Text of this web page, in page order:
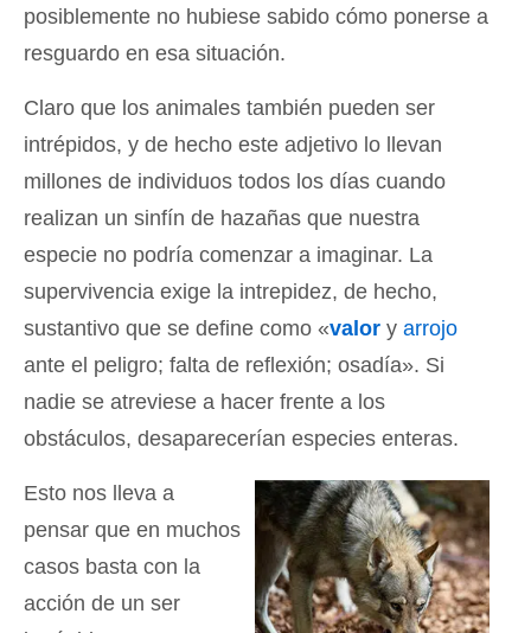
posiblemente no hubiese sabido cómo ponerse a
resguardo en esa situación.
Claro que los animales también pueden ser
intrépidos, y de hecho este adjetivo lo llevan
millones de individuos todos los días cuando
realizan un sinfín de hazañas que nuestra
especie no podría comenzar a imaginar. La
supervivencia exige la intrepidez, de hecho,
sustantivo que se define como «valor y arrojo
ante el peligro; falta de reflexión; osadía». Si
nadie se atreviese a hacer frente a los
obstáculos, desaparecerían especies enteras.
Esto nos lleva a
pensar que en muchos
casos basta con la
acción de un ser